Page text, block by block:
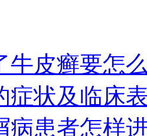
牛皮癣要怎
症状及临床
病患者怎样